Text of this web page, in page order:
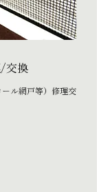
/交換
ル網戸等）修理交